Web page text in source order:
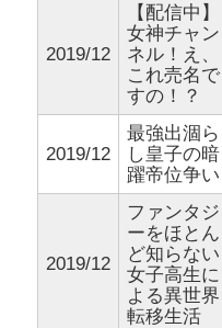
2019/12
【配信中】
女神チャン
ネル！え、
これ売名で
すの！？
2019/12
最強出涸ら
し皇子の暗
躍帝位争い
2019/12
ファンタジ
ーをほとん
ど知らない
女子高生に
よる異世界
転移生活